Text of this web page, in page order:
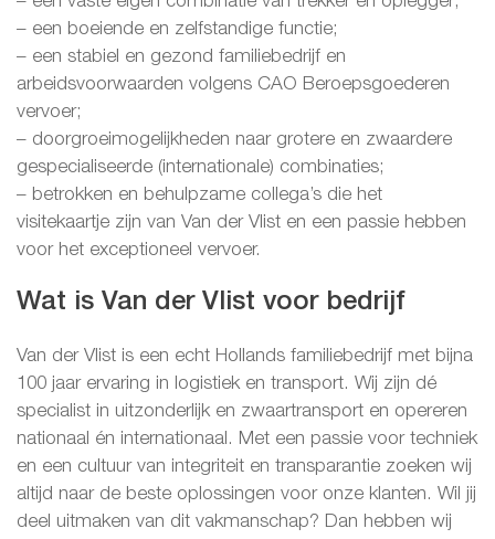
– een boeiende en zelfstandige functie;
– een stabiel en gezond familiebedrijf en
arbeidsvoorwaarden volgens CAO Beroepsgoederen
vervoer;
– doorgroeimogelijkheden naar grotere en zwaardere
gespecialiseerde (internationale) combinaties;
– betrokken en behulpzame collega’s die het
visitekaartje zijn van Van der Vlist en een passie hebben
voor het exceptioneel vervoer.
Wat is Van der Vlist voor bedrijf
Van der Vlist is een echt Hollands familiebedrijf met bijna
100 jaar ervaring in logistiek en transport. Wij zijn dé
specialist in uitzonderlijk en zwaartransport en opereren
nationaal én internationaal. Met een passie voor techniek
en een cultuur van integriteit en transparantie zoeken wij
altijd naar de beste oplossingen voor onze klanten. Wil jij
deel uitmaken van dit vakmanschap? Dan hebben wij